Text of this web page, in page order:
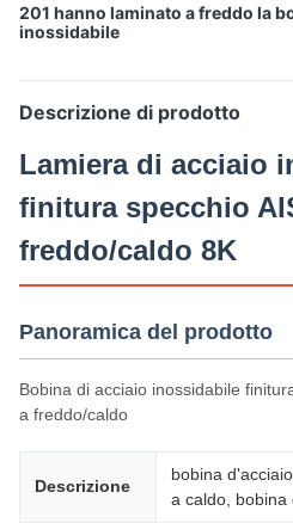
201 hanno laminato a freddo la
inossidabile
Descrizione di prodotto
Lamiera di acciaio
finitura specchio
freddo/caldo 8K
Panoramica del prodotto
Bobina di acciaio inossidabile
a freddo/caldo
Descrizione
bobina
a caldo, bobina